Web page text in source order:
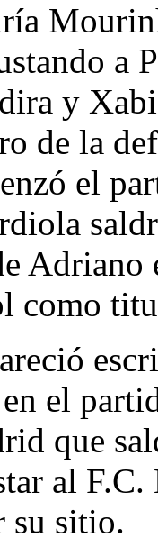
a
y
de la
el
Adriano
como
el
que
al
su sitio.